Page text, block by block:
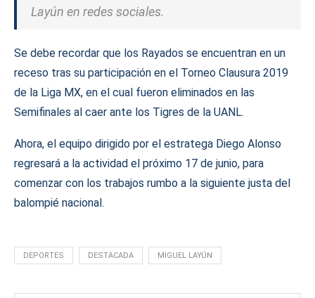
Layún en redes sociales.
Se debe recordar que los Rayados se encuentran en un
receso tras su participación en el Torneo Clausura 2019
de la Liga MX, en el cual fueron eliminados en las
Semifinales al caer ante los Tigres de la UANL.
Ahora, el equipo dirigido por el estratega Diego Alonso
regresará a la actividad el próximo 17 de junio, para
comenzar con los trabajos rumbo a la siguiente justa del
balompié nacional.
DEPORTES DESTACADA MIGUEL LAYÚN